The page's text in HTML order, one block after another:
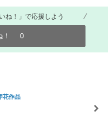
ね！」で応援しよう
0
花作品